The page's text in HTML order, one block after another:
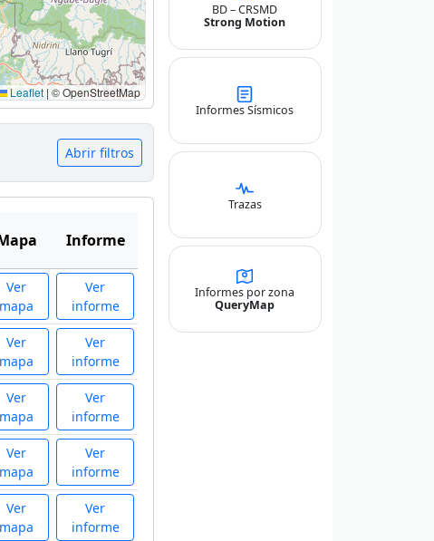
Leaflet | © OpenStreetMap
Abrir filtros
Informe
Ver
mapa
Ver
informe
Ver
mapa
Ver
informe
Ver
mapa
Ver
informe
Ver
mapa
Ver
informe
Ver
mapa
Ver
informe
BD – CRSMD
Strong Motion
Informes Sísmicos
Trazas
Informes por zona
QueryMap